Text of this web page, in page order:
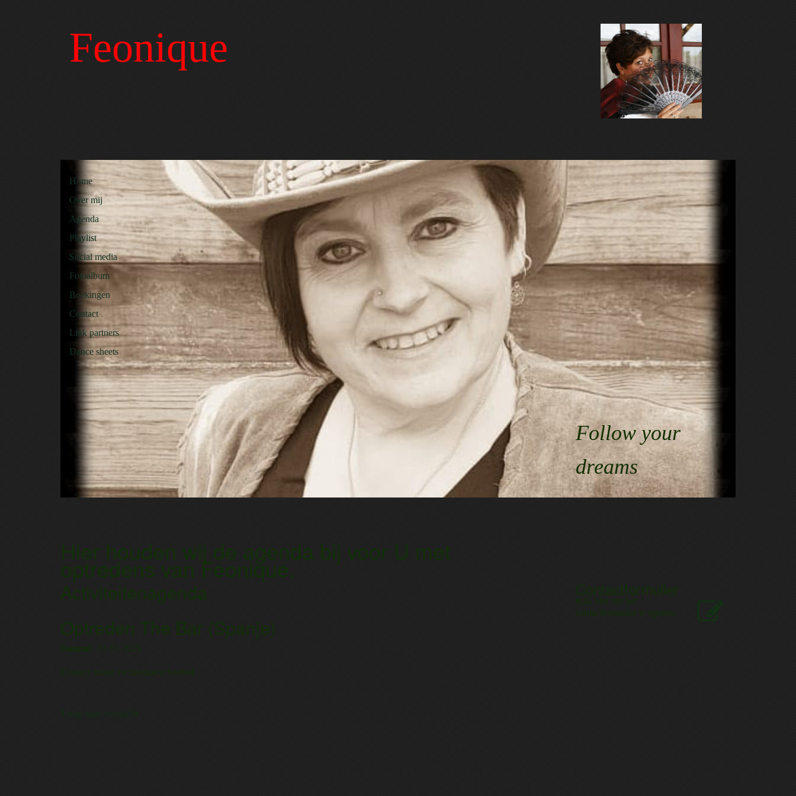
Feonique
Home
Over mij
Agenda
Playlist
Social media
Fotoalbum
Boekingen
Contact
Link partners
Dance sheets
Follow your
dreams
Hier houden wij de agenda bij voor U met
optredens van Feonique.
Activiteitenagenda
Optreden The Bar (Spanje)
Datum: 02-03-2025
Country music en linedance festival
Contactformulier
Klik hier om het
contactformulier te openen